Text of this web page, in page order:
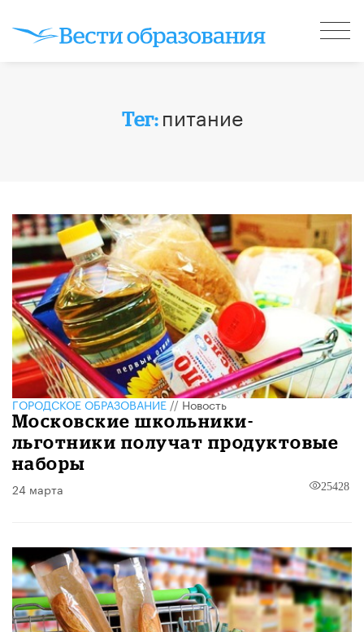
Тег: питание
ГОРОДСКОЕ ОБРАЗОВАНИЕ//Новость
Московские школьники-
льготники получат продуктовые
наборы
24 марта 25428